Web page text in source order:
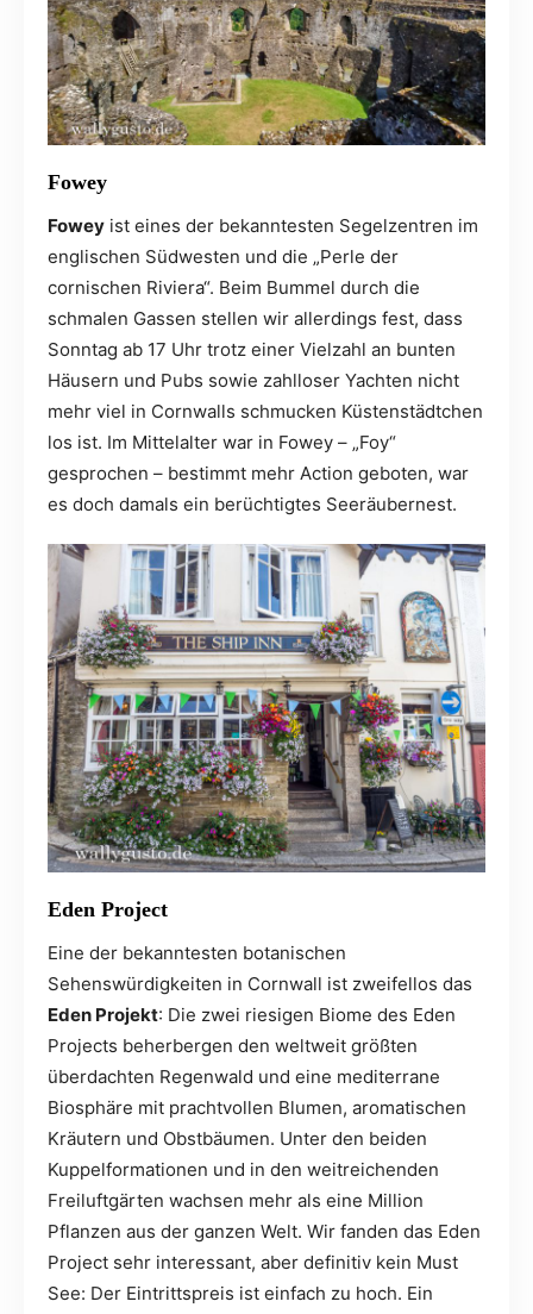
Fowey
Fowey ist eines der bekanntesten Segelzentren im
englischen Südwesten und die „Perle der
cornischen Riviera“. Beim Bummel durch die
schmalen Gassen stellen wir allerdings fest, dass
Sonntag ab 17 Uhr trotz einer Vielzahl an bunten
Häusern und Pubs sowie zahlloser Yachten nicht
mehr viel in Cornwalls schmucken Küstenstädtchen
los ist. Im Mittelalter war in Fowey – „Foy“
gesprochen – bestimmt mehr Action geboten, war
es doch damals ein berüchtigtes Seeräubernest.
Eden Project
Eine der bekanntesten botanischen
Sehenswürdigkeiten in Cornwall ist zweifellos das
Eden Projekt: Die zwei riesigen Biome des Eden
Projects beherbergen den weltweit größten
überdachten Regenwald und eine mediterrane
Biosphäre mit prachtvollen Blumen, aromatischen
Kräutern und Obstbäumen. Unter den beiden
Kuppelformationen und in den weitreichenden
Freiluftgärten wachsen mehr als eine Million
Pflanzen aus der ganzen Welt. Wir fanden das Eden
Project sehr interessant, aber definitiv kein Must
See: Der Eintrittspreis ist einfach zu hoch. Ein